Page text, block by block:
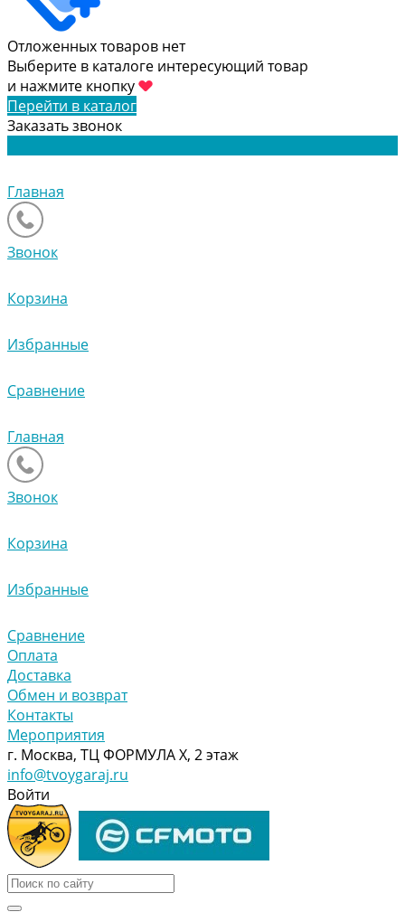
Отложенных товаров нет
Выберите в каталоге интересующий товар
и нажмите кнопку
Перейти в каталог
Заказать звонок
Главная
Звонок
Корзина
Избранные
Сравнение
Главная
Звонок
Корзина
Избранные
Сравнение
Оплата
Доставка
Обмен и возврат
Контакты
Мероприятия
г. Москва, ТЦ ФОРМУЛА Х, 2 этаж
info@tvoygaraj.ru
Войти